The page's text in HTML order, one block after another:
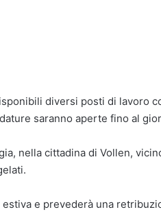
diversi posti di lavoro
saranno aperte fino al
nella cittadina di Vollen,
e prevederà una